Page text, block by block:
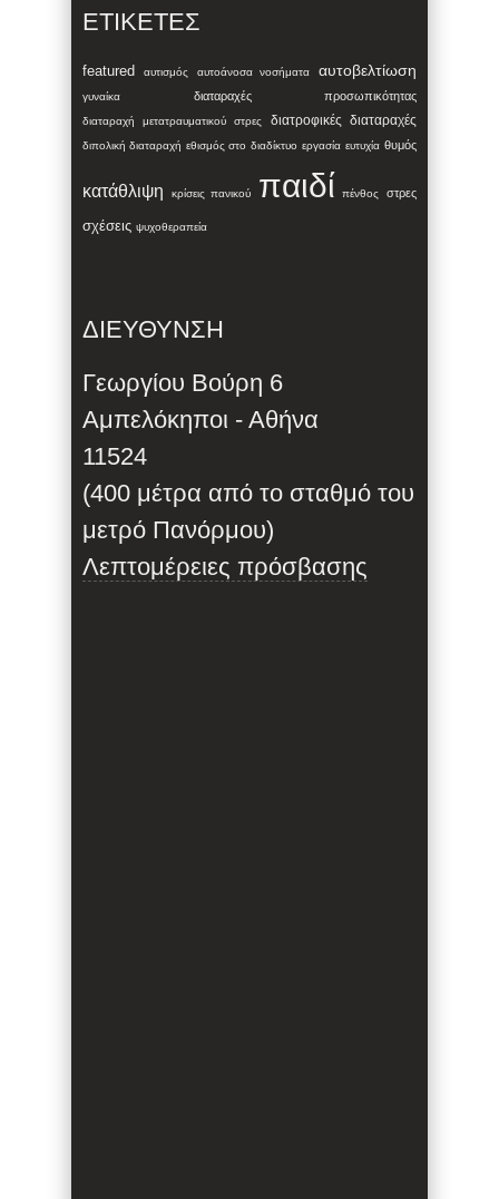
ΕΤΙΚΈΤΕΣ
featured αυτισμός αυτοάνοσα νοσήματα αυτοβελτίωση
γυναίκα διαταραχές προσωπικότητας
διαταραχή μετατραυματικού στρες διατροφικές διαταραχές
διπολική διαταραχή εθισμός στο διαδίκτυο εργασία ευτυχία θυμός
κατάθλιψη κρίσεις πανικού παιδί πένθος στρες
σχέσεις ψυχοθεραπεία
ΔΙΕΥΘΥΝΣΗ
Γεωργίου Βούρη 6
Αμπελόκηποι - Αθήνα
11524
(400 μέτρα από το σταθμό του
μετρό Πανόρμου)
Λεπτομέρειες πρόσβασης